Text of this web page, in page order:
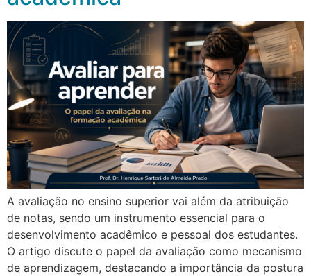
A avaliação no ensino superior vai além da atribuição
de notas, sendo um instrumento essencial para o
desenvolvimento acadêmico e pessoal dos estudantes.
O artigo discute o papel da avaliação como mecanismo
de aprendizagem, destacando a importância da postura